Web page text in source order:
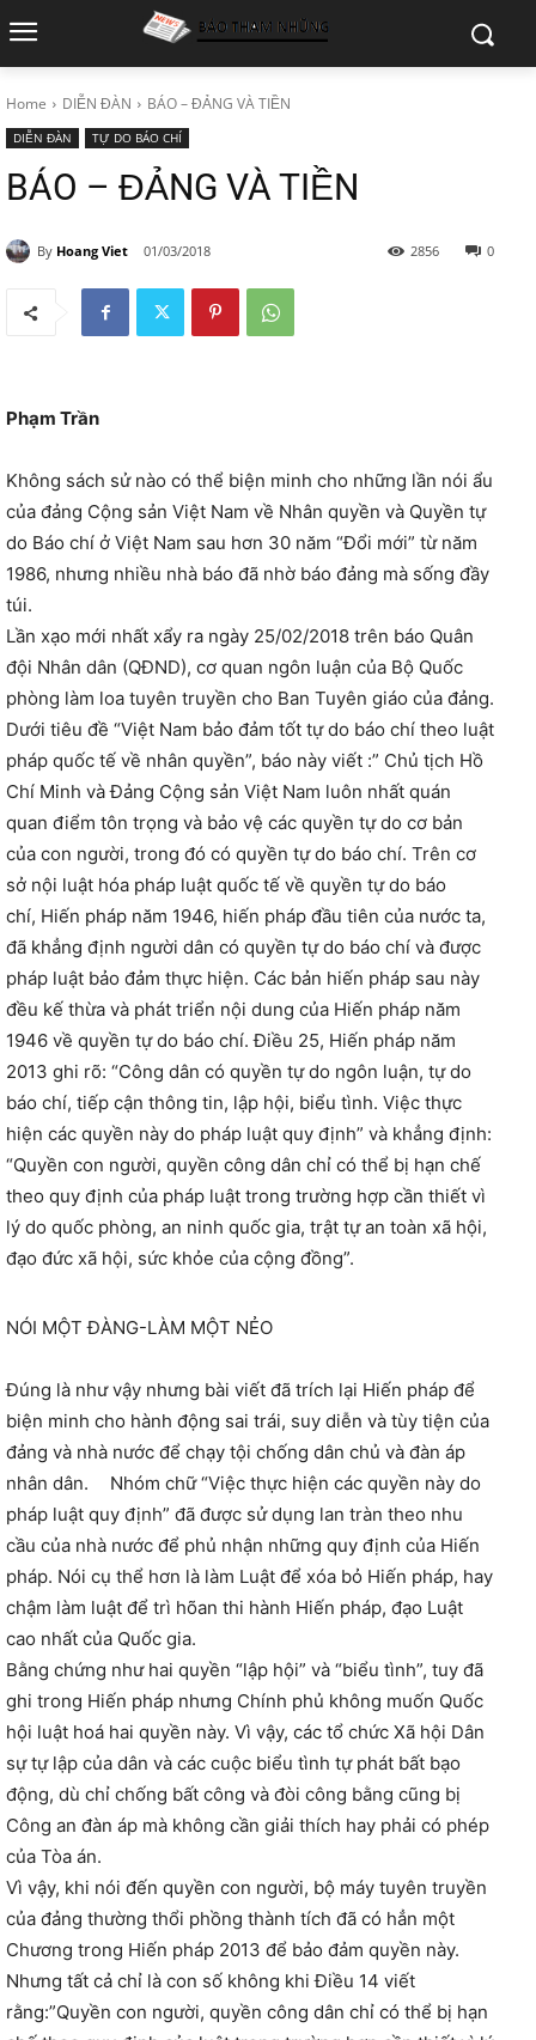
Home DIỄN ĐÀN BÁO – ĐẢNG VÀ TIỀN
DIỄN ĐÀN TỰ DO BÁO CHÍ
BÁO – ĐẢNG VÀ TIỀN
By Hoang Viet 01/03/2018 0
2856
Phạm Trần
Không sách sử nào có thể biện minh cho những lần nói ẩu
của đảng Cộng sản Việt Nam về Nhân quyền và Quyền tự
do Báo chí ở Việt Nam sau hơn 30 năm “Đổi mới” từ năm
1986, nhưng nhiều nhà báo đã nhờ báo đảng mà sống đầy
túi.
Lần xạo mới nhất xẩy ra ngày 25/02/2018 trên báo Quân
đội Nhân dân (QĐND), cơ quan ngôn luận của Bộ Quốc
phòng làm loa tuyên truyền cho Ban Tuyên giáo của đảng.
Dưới tiêu đề “Việt Nam bảo đảm tốt tự do báo chí theo luật
pháp quốc tế về nhân quyền”, báo này viết :” Chủ tịch Hồ
Chí Minh và Đảng Cộng sản Việt Nam luôn nhất quán
quan điểm tôn trọng và bảo vệ các quyền tự do cơ bản
của con người, trong đó có quyền tự do báo chí. Trên cơ
sở nội luật hóa pháp luật quốc tế về quyền tự do báo
chí, Hiến pháp năm 1946, hiến pháp đầu tiên của nước ta,
đã khẳng định người dân có quyền tự do báo chí và được
pháp luật bảo đảm thực hiện. Các bản hiến pháp sau này
đều kế thừa và phát triển nội dung của Hiến pháp năm
1946 về quyền tự do báo chí. Điều 25, Hiến pháp năm
2013 ghi rõ: “Công dân có quyền tự do ngôn luận, tự do
báo chí, tiếp cận thông tin, lập hội, biểu tình. Việc thực
hiện các quyền này do pháp luật quy định” và khẳng định:
“Quyền con người, quyền công dân chỉ có thể bị hạn chế
theo quy định của pháp luật trong trường hợp cần thiết vì
lý do quốc phòng, an ninh quốc gia, trật tự an toàn xã hội,
đạo đức xã hội, sức khỏe của cộng đồng”.
NÓI MỘT ĐÀNG-LÀM MỘT NẺO
Đúng là như vậy nhưng bài viết đã trích lại Hiến pháp để
biện minh cho hành động sai trái, suy diễn và tùy tiện của
đảng và nhà nước để chạy tội chống dân chủ và đàn áp
nhân dân. Nhóm chữ “Việc thực hiện các quyền này do
pháp luật quy định” đã được sử dụng lan tràn theo nhu
cầu của nhà nước để phủ nhận những quy định của Hiến
pháp. Nói cụ thể hơn là làm Luật để xóa bỏ Hiến pháp, hay
chậm làm luật để trì hõan thi hành Hiến pháp, đạo Luật
cao nhất của Quốc gia.
Bằng chứng như hai quyền “lập hội” và “biểu tình”, tuy đã
ghi trong Hiến pháp nhưng Chính phủ không muốn Quốc
hội luật hoá hai quyền này. Vì vậy, các tổ chức Xã hội Dân
sự tự lập của dân và các cuộc biểu tình tự phát bất bạo
động, dù chỉ chống bất công và đòi công bằng cũng bị
Công an đàn áp mà không cần giải thích hay phải có phép
của Tòa án.
Vì vậy, khi nói đến quyền con người, bộ máy tuyên truyền
của đảng thường thổi phồng thành tích đã có hẳn một
Chương trong Hiến pháp 2013 để bảo đảm quyền này.
Nhưng tất cả chỉ là con số không khi Điều 14 viết
rằng:”Quyền con người, quyền công dân chỉ có thể bị hạn